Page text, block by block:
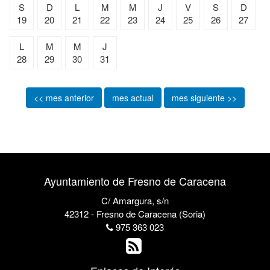
S
19
D
20
L
21
M
22
M
23
J
24
V
25
S
26
D
27
L
28
M
29
M
30
J
31
<< mes anterior mes actual mes siguiente >>
Ayuntamiento de Fresno de Caracena
C/ Amargura, s/n
42312 - Fresno de Caracena (Soria)
975 363 023